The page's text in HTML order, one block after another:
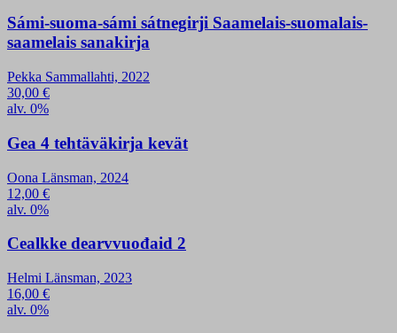
Sámi-suoma-sámi sátnegirji Saamelais-suomalais-
saamelais sanakirja
Pekka Sammallahti, 2022
30,00 €
alv. 0%
Gea 4 tehtäväkirja kevät
Oona Länsman, 2024
12,00 €
alv. 0%
Cealkke dearvvuođaid 2
Helmi Länsman, 2023
16,00 €
alv. 0%